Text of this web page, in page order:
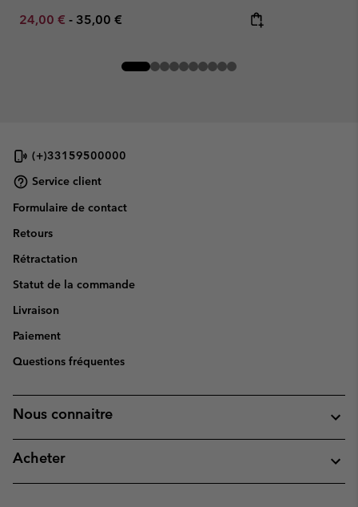
Minimum sale price:
24,00 € - Maximum price:
35,00 €
(+)33159500000
Service client
Formulaire de contact
Retours
Rétractation
Statut de la commande
Livraison
Paiement
Questions fréquentes
Nous connaitre
Acheter